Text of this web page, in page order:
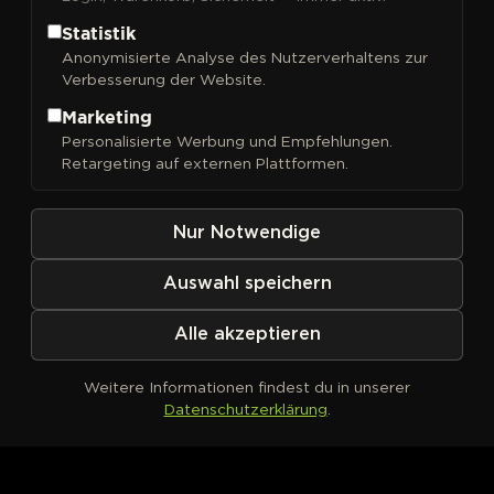
Sortieren nach
Kein Produkt definiert
Statistik
Anonymisierte Analyse des Nutzerverhaltens zur
Verbesserung der Website.
Marketing
Personalisierte Werbung und Empfehlungen.
Retargeting auf externen Plattformen.
Nur Notwendige
Auswahl speichern
Alle akzeptieren
Weitere Informationen findest du in unserer
Datenschutzerklärung